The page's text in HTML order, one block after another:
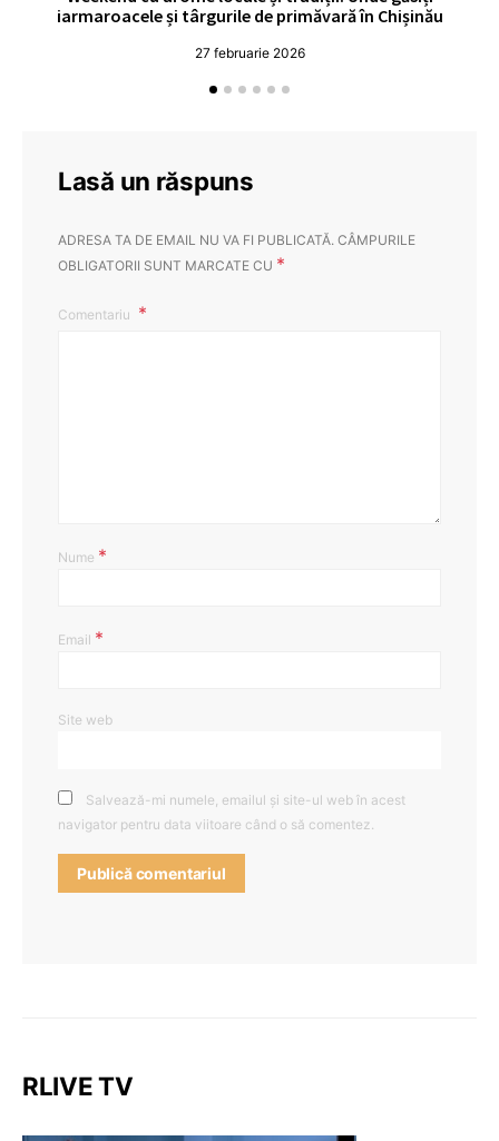
iarmaroacele și târgurile de primăvară în Chișinău
27 februarie 2026
Lasă un răspuns
ADRESA TA DE EMAIL NU VA FI PUBLICATĂ. CÂMPURILE
OBLIGATORII SUNT MARCATE CU *
Comentariu
Nume *
Email *
Site web
Salvează-mi numele, emailul și site-ul web în acest
navigator pentru data viitoare când o să comentez.
RLIVE TV